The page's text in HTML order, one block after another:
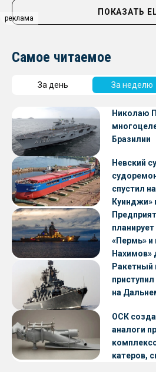
реклама
ПОКАЗАТЬ
Самое читаемое
За день За неделю
Николаю
Бразилии
Невский
спустил
Куинджи»
«Пермь» и
Нахимов»
Ракетный
на
ОСК
аналоги
катеров,